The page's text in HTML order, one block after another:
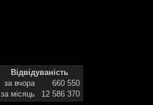
Відвідуваність
за вчора
660 550
за місяць
12 586 370